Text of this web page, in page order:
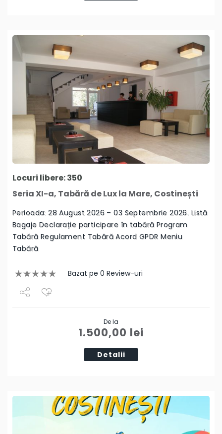
Locuri libere: 350
Seria XI-a, Tabără de Lux la Mare, Costinești
Perioada: 28 August 2026 – 03 Septembrie 2026. Listă
Bagaje Declarație participare în tabără Program
Tabără Regulament Tabără Acord GPDR Meniu
Tabără
Bazat pe 0 Review-uri
De la
1.500,00 lei
Detalii